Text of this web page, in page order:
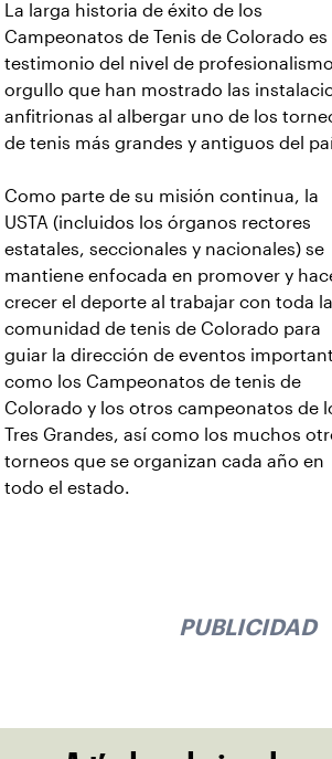
La larga historia de éxito de los
Campeonatos de Tenis de Colorado es
testimonio del nivel de
orgullo que han mostrado las
anfitrionas al albergar uno de los
de tenis más grandes y antiguos del
Como parte de su misión continua, la
USTA (incluidos los órganos rectores
estatales, seccionales y nacionales) se
mantiene enfocada en promover y
crecer el deporte al trabajar con toda la
comunidad de tenis de Colorado para
guiar la dirección de eventos
como los Campeonatos de tenis de
Colorado y los otros campeonatos de
Tres Grandes, así como los muchos
torneos que se organizan cada año en
todo el estado.
PUBLICIDAD